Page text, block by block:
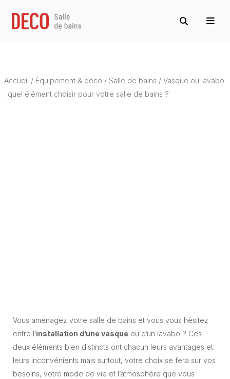
Accueil / Équipement & déco / Salle de bains / Vasque ou lavabo
: quel élément choisir pour votre salle de bains ?
Vous aménagez votre salle de bains et vous vous hésitez
entre l’installation d’une vasque ou d’un lavabo ? Ces
deux éléments bien distincts ont chacun leurs avantages et
leurs inconvénients mais surtout, votre choix se fera sur vos
besoins, votre mode de vie et l’atmosphère que vous